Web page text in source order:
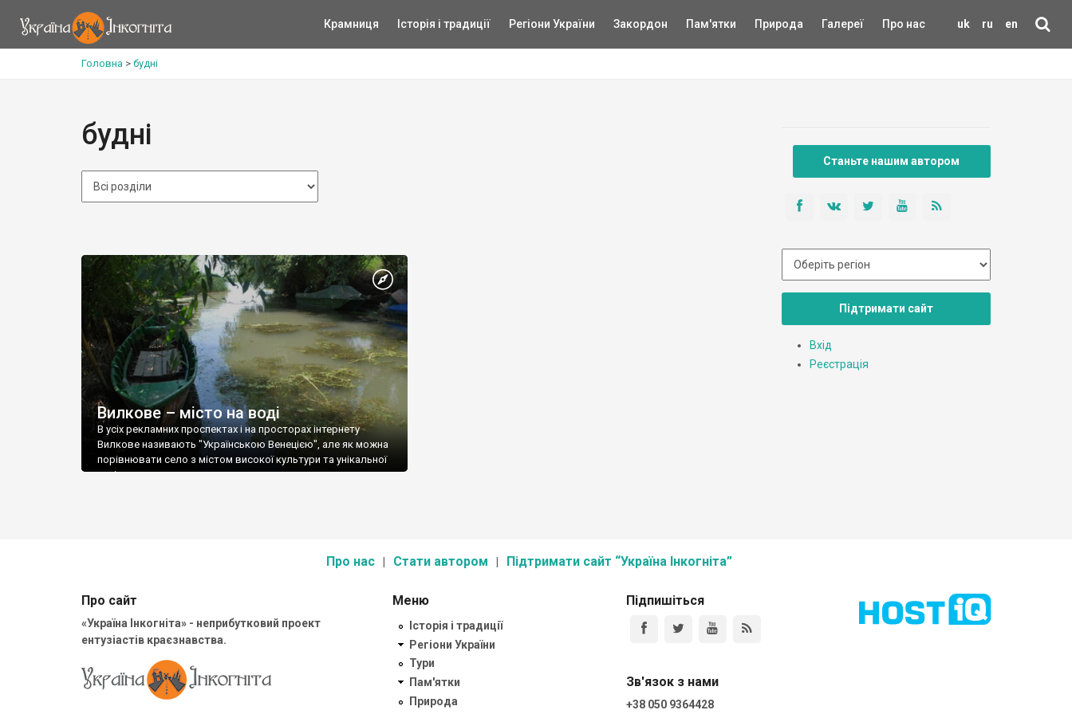
uk ru en
Крамниця Історія і традиції Регіони України Закордон Пам'ятки Природа Галереї Про нас
Головна > будні
будні
Вилкове – місто на воді
В усіх рекламних проспектах і на просторах інтернету
Вилкове називають "Українською Венецією", але як можна
порівнювати село з містом високої культури та унікальної
архітектури.
Станьте нашим автором
Підтримати сайт
Вхід
Реєстрація
Про нас Стати автором Підтримати сайт “Україна Інкогніта”
Про сайт
«Україна Інкогніта» - неприбутковий проект
ентузіастів краєзнавства.
Меню
Історія і традиції
Регіони України
Тури
Пам'ятки
Природа
Підпишіться
Зв'язок з нами
+38 050 9364428